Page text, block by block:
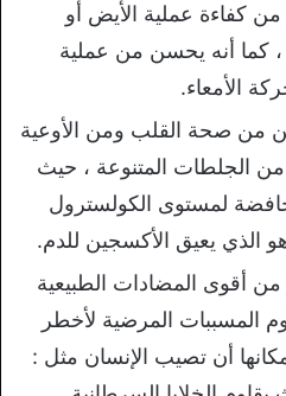
كفاءة عملية الأيض أو
، كما أنه يحسن من عملية
الأمعاء.
من صحة القلب ومن الأوعية
من الجلطات المتنوعة ، حيث
لمستوى الكولسترول
الذي يعيق الأكسجين للدم.
من أقوى المضادات الطبيعية
المسببات المرضية لأخطر
أن تصيب الإنسان مثل :